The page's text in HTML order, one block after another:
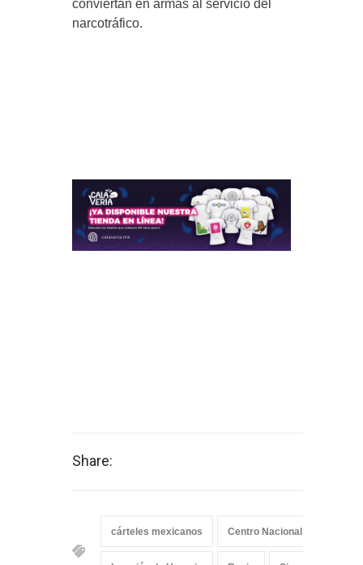
conviertan en armas al servicio del
narcotráfico.
Share:
cárteles mexicanos Centro Nacional de